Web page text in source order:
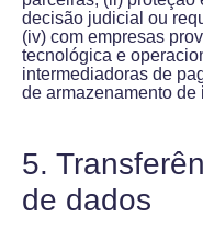
decisão judicial ou
(iv) com empresas
tecnológica e
intermediadoras de
de armazenamento de
5.
de dados